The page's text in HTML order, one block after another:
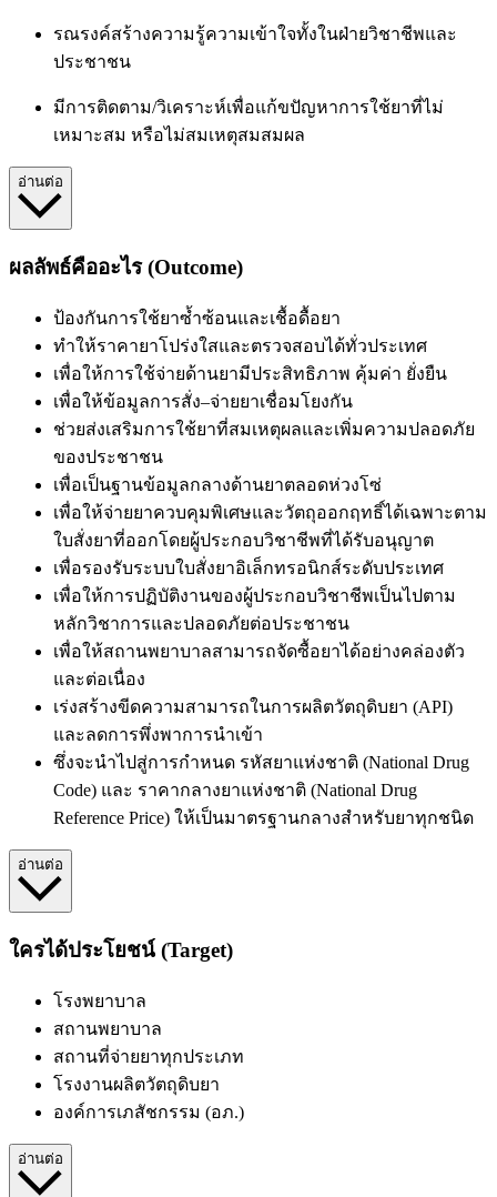
รณรงค์สร้างความรู้ความเข้าใจทั้งในฝ่ายวิชาชีพและ
ประชาชน
มีการติดตาม/วิเคราะห์เพื่อแก้ขปัญหาการใช้ยาที่ไม่
เหมาะสม หรือไม่สมเหตุสมสมผล
อ่านต่อ
ผลลัพธ์คืออะไร (Outcome)
ป้องกันการใช้ยาซ้ำซ้อนและเชื้อดื้อยา
ทำให้ราคายาโปร่งใสและตรวจสอบได้ทั่วประเทศ
เพื่อให้การใช้จ่ายด้านยามีประสิทธิภาพ คุ้มค่า ยั่งยืน
เพื่อให้ข้อมูลการสั่ง–จ่ายยาเชื่อมโยงกัน
ช่วยส่งเสริมการใช้ยาที่สมเหตุผลและเพิ่มความปลอดภัย
ของประชาชน
เพื่อเป็นฐานข้อมูลกลางด้านยาตลอดห่วงโซ่
เพื่อให้จ่ายยาควบคุมพิเศษและวัตถุออกฤทธิ์ได้เฉพาะตาม
ใบสั่งยาที่ออกโดยผู้ประกอบวิชาชีพที่ได้รับอนุญาต
เพื่อรองรับระบบใบสั่งยาอิเล็กทรอนิกส์ระดับประเทศ
เพื่อให้การปฏิบัติงานของผู้ประกอบวิชาชีพเป็นไปตาม
หลักวิชาการและปลอดภัยต่อประชาชน
เพื่อให้สถานพยาบาลสามารถจัดซื้อยาได้อย่างคล่องตัว
และต่อเนื่อง
เร่งสร้างขีดความสามารถในการผลิตวัตถุดิบยา (API)
และลดการพึ่งพาการนำเข้า
ซึ่งจะนำไปสู่การกำหนด รหัสยาแห่งชาติ (National Drug
Code) และ ราคากลางยาแห่งชาติ (National Drug
Reference Price) ให้เป็นมาตรฐานกลางสำหรับยาทุกชนิด
อ่านต่อ
ใครได้ประโยชน์ (Target)
โรงพยาบาล
สถานพยาบาล
สถานที่จ่ายยาทุกประเภท
โรงงานผลิตวัตถุดิบยา
องค์การเภสัชกรรม (อภ.)
อ่านต่อ